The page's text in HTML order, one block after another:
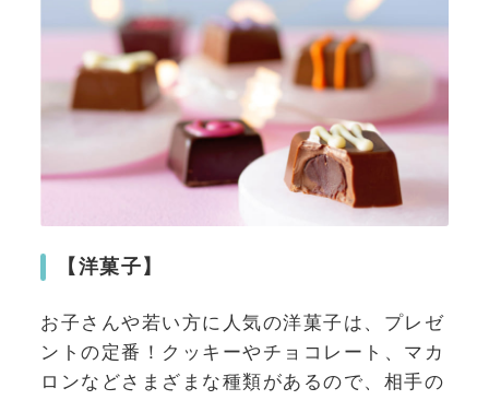
【洋菓子】
お子さんや若い方に人気の洋菓子は、プレゼ
ントの定番！クッキーやチョコレート、マカ
ロンなどさまざまな種類があるので、相手の